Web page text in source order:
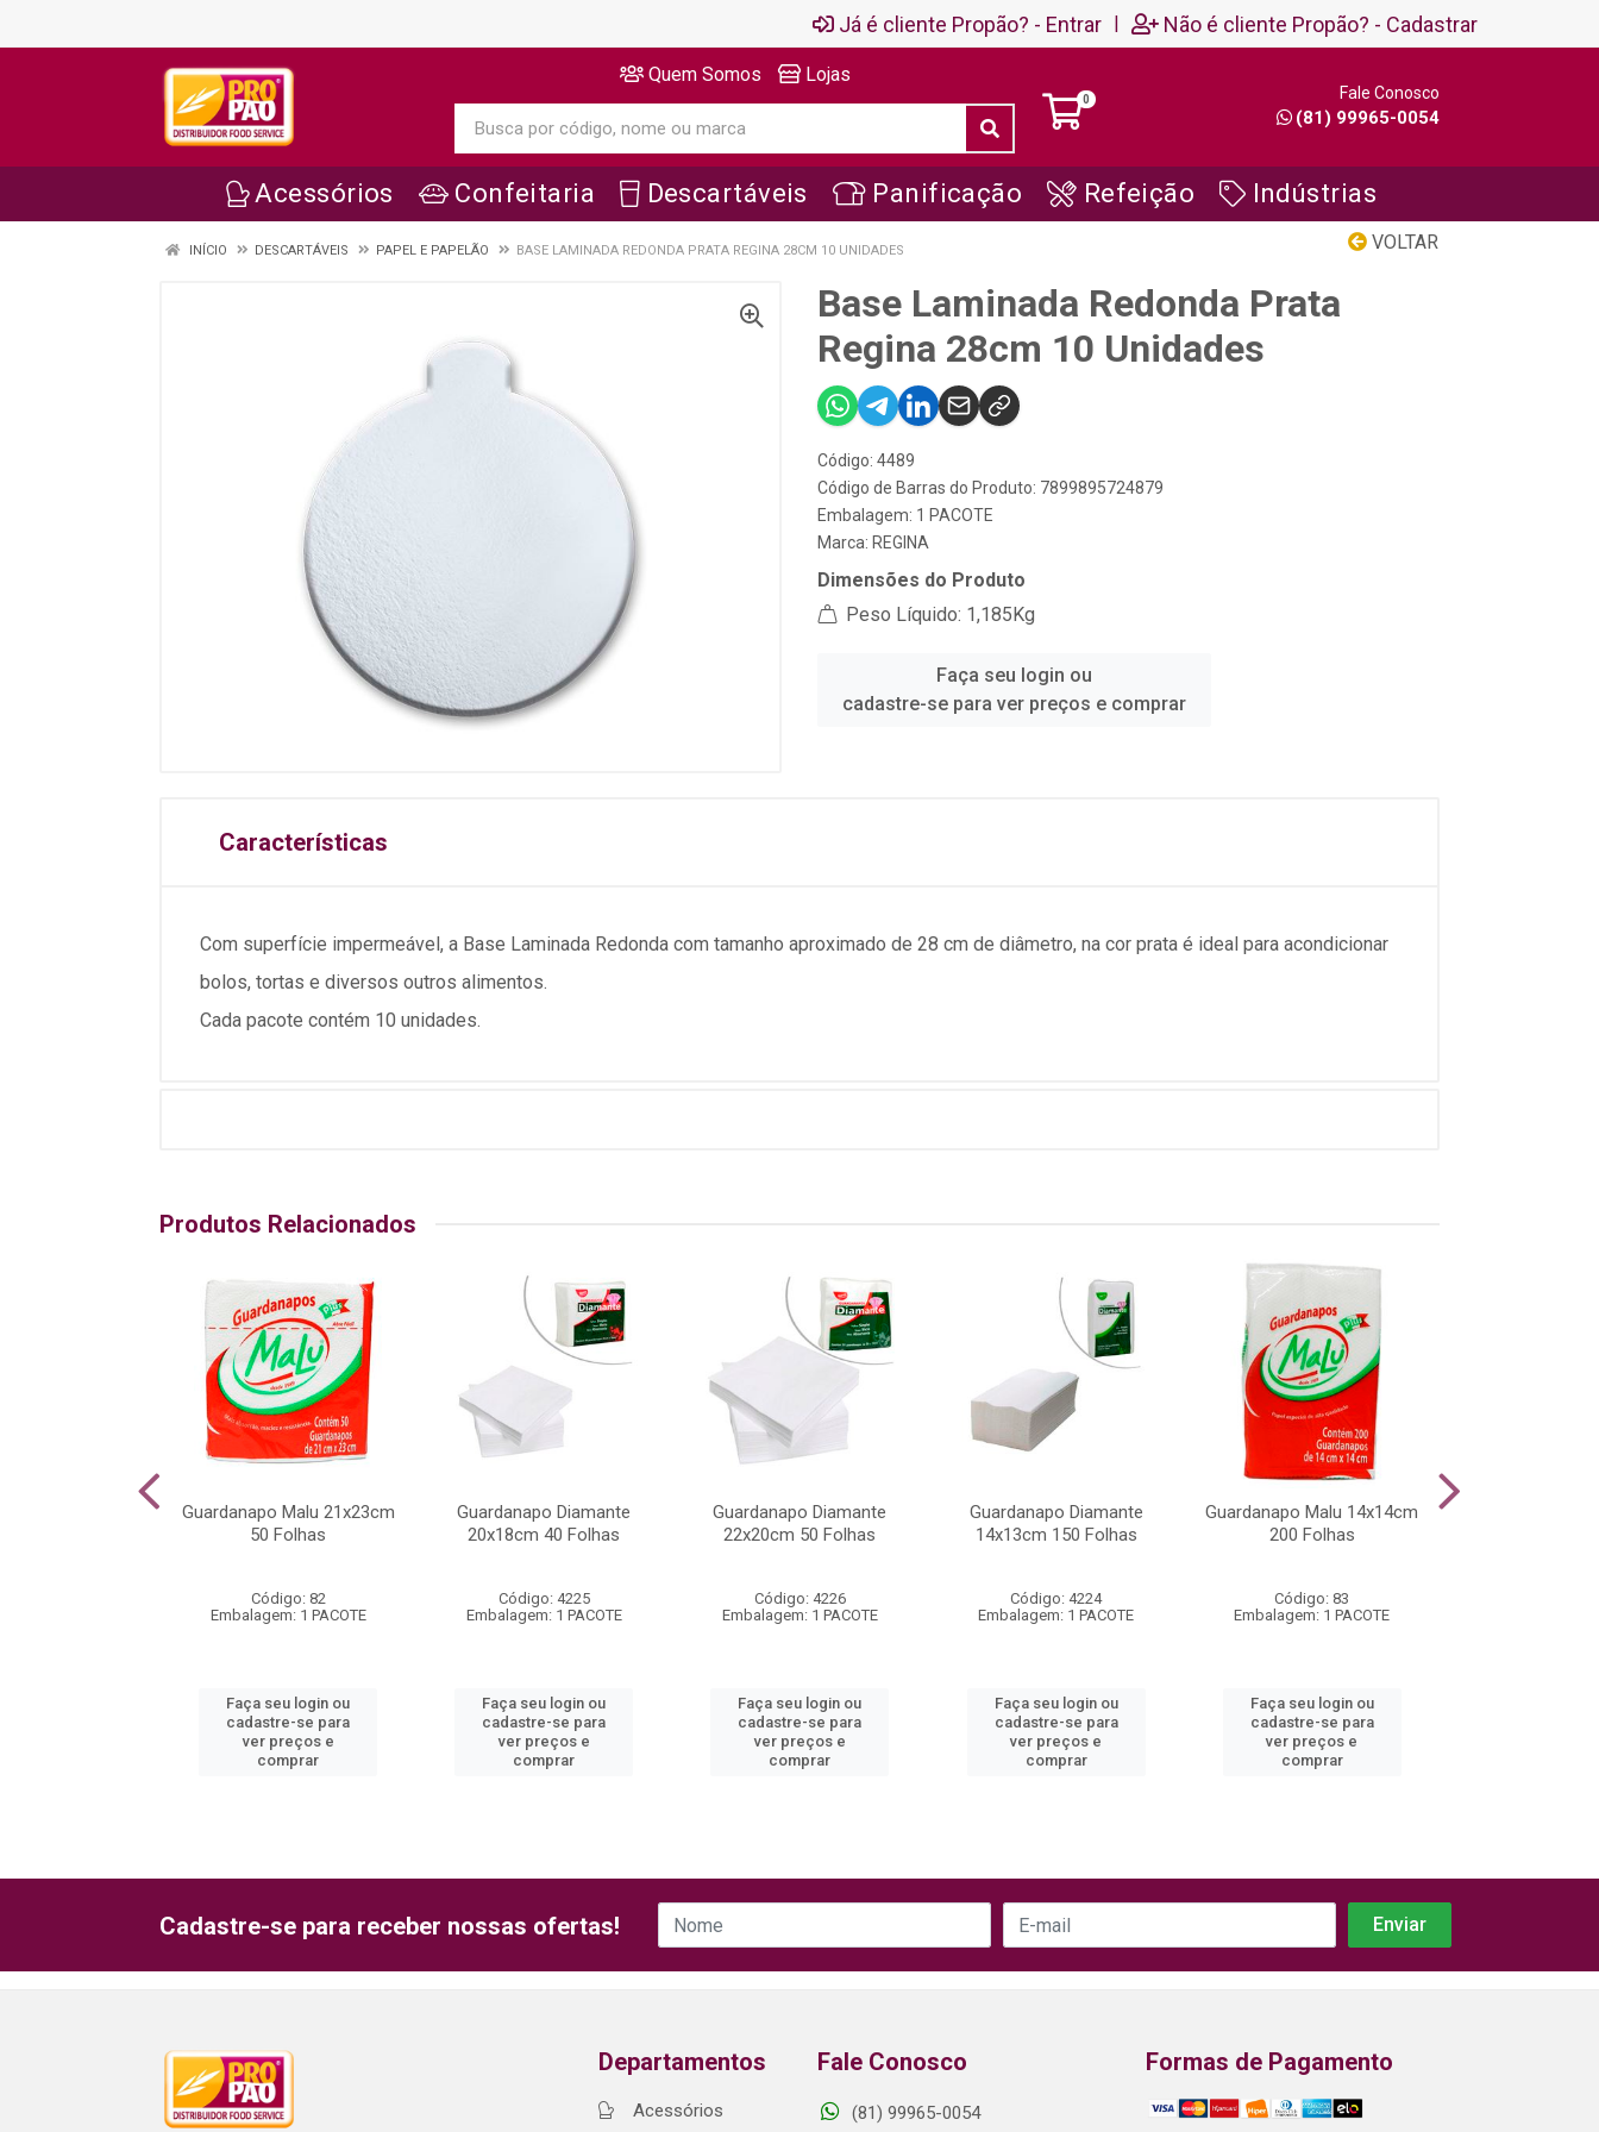
Já é cliente Propão? - Entrar | Não é cliente Propão? - Cadastrar
Quem Somos Lojas
0 Fale Conosco
(81) 99965-0054
Acessórios Confeitaria Descartáveis Panificação Refeição Indústrias
VOLTAR
INÍCIO DESCARTÁVEIS PAPEL E PAPELÃO BASE LAMINADA REDONDA PRATA REGINA 28CM 10 UNIDADES
Base Laminada Redonda Prata
Regina 28cm 10 Unidades
Código: 4489
Código de Barras do Produto: 7899895724879
Embalagem: 1 PACOTE
Marca: REGINA
Dimensões do Produto
Peso Líquido: 1,185Kg
Faça seu login ou
cadastre-se para ver preços e comprar
Características
Com superfície impermeável, a Base Laminada Redonda com tamanho aproximado de 28 cm de diâmetro, na cor prata é ideal para acondicionar
bolos, tortas e diversos outros alimentos.
Cada pacote contém 10 unidades.
Produtos Relacionados
Guardanapo Malu 21x23cm
50 Folhas
Código: 82
Embalagem: 1 PACOTE
Faça seu login ou
cadastre-se para
ver preços e
comprar
Guardanapo Diamante
20x18cm 40 Folhas
Código: 4225
Embalagem: 1 PACOTE
Faça seu login ou
cadastre-se para
ver preços e
comprar
Guardanapo Diamante
22x20cm 50 Folhas
Código: 4226
Embalagem: 1 PACOTE
Faça seu login ou
cadastre-se para
ver preços e
comprar
Guardanapo Diamante
14x13cm 150 Folhas
Código: 4224
Embalagem: 1 PACOTE
Faça seu login ou
cadastre-se para
ver preços e
comprar
Guardanapo Malu 14x14cm
200 Folhas
Código: 83
Embalagem: 1 PACOTE
Faça seu login ou
cadastre-se para
ver preços e
comprar
Cadastre-se para receber nossas ofertas!
Departamentos
Acessórios
Fale Conosco
(81) 99965-0054
Formas de Pagamento